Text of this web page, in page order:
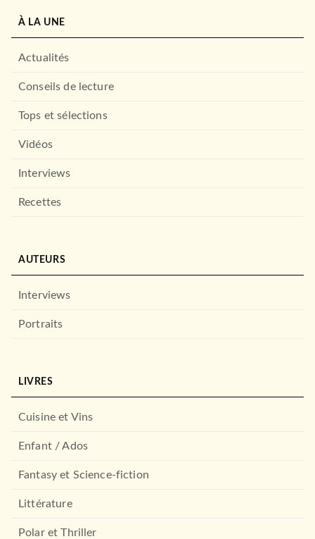
À LA UNE
Actualités
Conseils de lecture
Tops et sélections
Vidéos
Interviews
Recettes
AUTEURS
Interviews
Portraits
LIVRES
Cuisine et Vins
Enfant / Ados
Fantasy et Science-fiction
Littérature
Polar et Thriller